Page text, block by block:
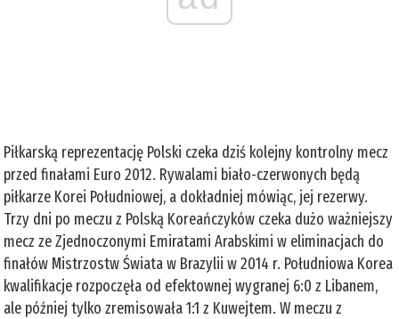
Piłkarską reprezentację Polski czeka dziś kolejny kontrolny mecz
przed finałami Euro 2012. Rywalami biało-czerwonych będą
piłkarze Korei Południowej, a dokładniej mówiąc, jej rezerwy.
Trzy dni po meczu z Polską Koreańczyków czeka dużo ważniejszy
mecz ze Zjednoczonymi Emiratami Arabskimi w eliminacjach do
finałów Mistrzostw Świata w Brazylii w 2014 r. Południowa Korea
kwalifikacje rozpoczęła od efektownej wygranej 6:0 z Libanem,
ale później tylko zremisowała 1:1 z Kuwejtem. W meczu z